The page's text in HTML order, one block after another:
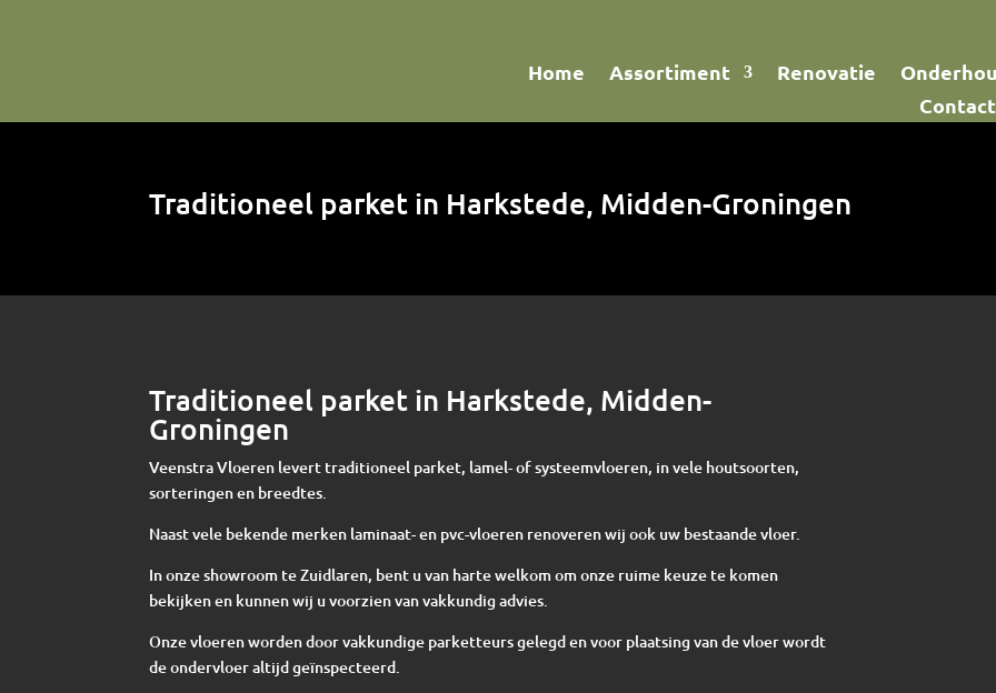
Home Assortiment Renovatie
Contact
Traditioneel parket in Harkstede, Midden-Groningen
Traditioneel parket in Harkstede, Midden-
Groningen
Veenstra Vloeren levert traditioneel parket, lamel- of systeemvloeren, in vele houtsoorten,
sorteringen en breedtes.
Naast vele bekende merken laminaat- en pvc-vloeren renoveren wij ook uw bestaande vloer.
In onze showroom te Zuidlaren, bent u van harte welkom om onze ruime keuze te komen
bekijken en kunnen wij u voorzien van vakkundig advies.
Onze vloeren worden door vakkundige parketteurs gelegd en voor plaatsing van de vloer wordt
de ondervloer altijd geïnspecteerd.